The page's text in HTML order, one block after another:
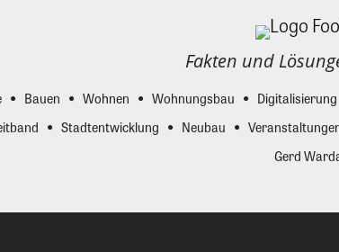
Fakten und
Bauen Wohnen Wohnungsbau Digitalisierung
Stadtentwicklung Neubau
Gerd